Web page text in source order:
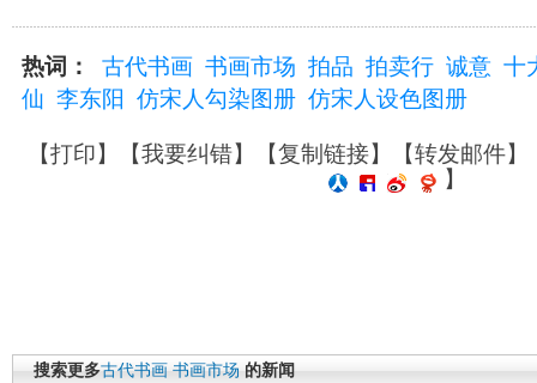
热词： 古代书画 书画市场 拍品 拍卖行 诚意 十
仙 李东阳 仿宋人勾染图册 仿宋人设色图册
【打印】【我要纠错】【复制链接】【转发邮件】
】
搜索更多古代书画 书画市场 的新闻